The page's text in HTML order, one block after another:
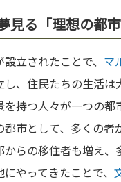
見る「理想の都
立されたことで、 マ
し、住民たちの生活は
を持つ人々が一つの都
都市として、多くの者
からの移住者も増え、
にやってきたことで、